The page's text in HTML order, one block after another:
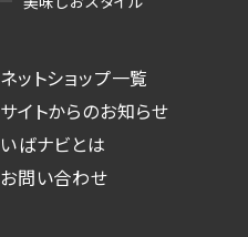
ネットショップ一覧
サイトからのお知らせ
いばナビとは
お問い合わせ